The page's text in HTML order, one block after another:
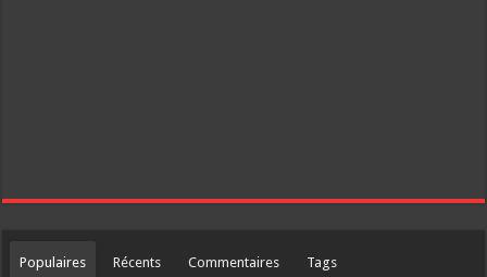
Populaires Récents Commentaires Tags